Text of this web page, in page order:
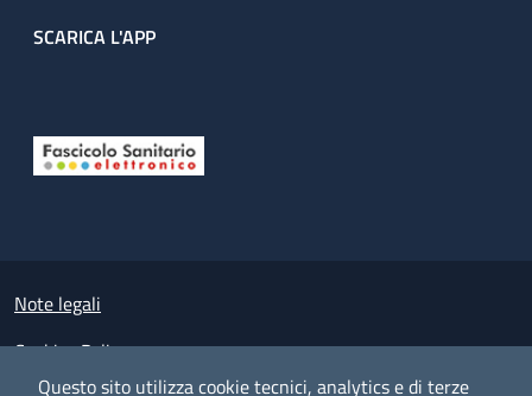
Questo sito utilizza cookie tecnici, analytics e di terze
SCARICA L'APP
Small prints
Note legali
Cookies Policy